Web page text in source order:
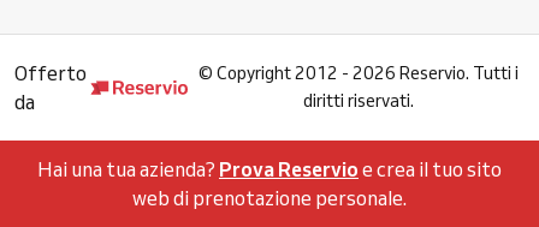
Offerto
da
© Copyright 2012 - 2026 Reservio. Tutti i
diritti riservati.
Hai una tua azienda? Prova Reservio e crea il tuo sito
web di prenotazione personale.